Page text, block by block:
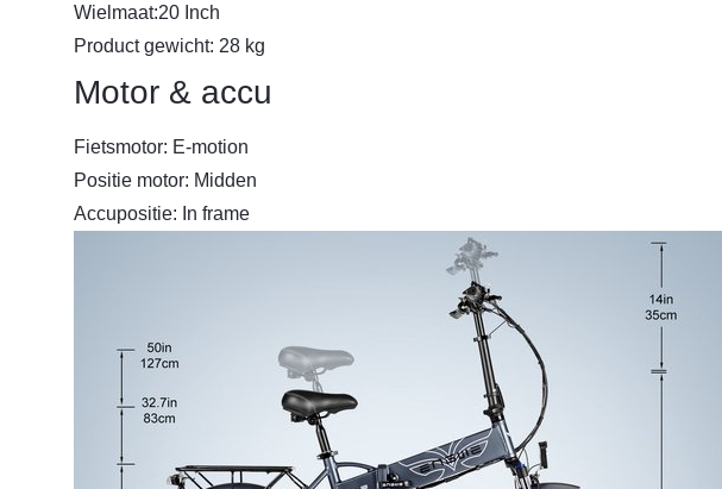
Wielmaat:20 Inch
Product gewicht: 28 kg
Motor & accu
Fietsmotor: E-motion
Positie motor: Midden
Accupositie: In frame